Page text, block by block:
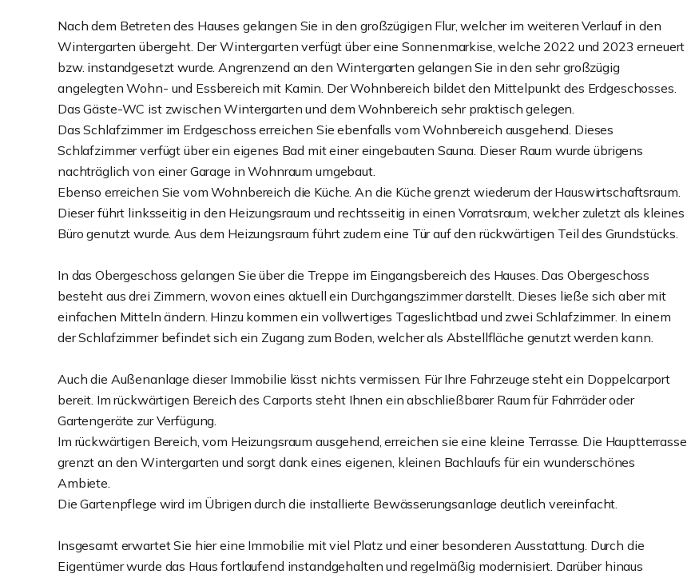
Nach dem Betreten des Hauses gelangen Sie in den großzügigen Flur, welcher im weiteren Verlauf in den
Wintergarten übergeht. Der Wintergarten verfügt über eine Sonnenmarkise, welche 2022 und 2023 erneuert
bzw. instandgesetzt wurde. Angrenzend an den Wintergarten gelangen Sie in den sehr großzügig
angelegten Wohn- und Essbereich mit Kamin. Der Wohnbereich bildet den Mittelpunkt des Erdgeschosses.
Das Gäste-WC ist zwischen Wintergarten und dem Wohnbereich sehr praktisch gelegen.
Das Schlafzimmer im Erdgeschoss erreichen Sie ebenfalls vom Wohnbereich ausgehend. Dieses
Schlafzimmer verfügt über ein eigenes Bad mit einer eingebauten Sauna. Dieser Raum wurde übrigens
nachträglich von einer Garage in Wohnraum umgebaut.
Ebenso erreichen Sie vom Wohnbereich die Küche. An die Küche grenzt wiederum der Hauswirtschaftsraum.
Dieser führt linksseitig in den Heizungsraum und rechtsseitig in einen Vorratsraum, welcher zuletzt als kleines
Büro genutzt wurde. Aus dem Heizungsraum führt zudem eine Tür auf den rückwärtigen Teil des Grundstücks.
In das Obergeschoss gelangen Sie über die Treppe im Eingangsbereich des Hauses. Das Obergeschoss
besteht aus drei Zimmern, wovon eines aktuell ein Durchgangszimmer darstellt. Dieses ließe sich aber mit
einfachen Mitteln ändern. Hinzu kommen ein vollwertiges Tageslichtbad und zwei Schlafzimmer. In einem
der Schlafzimmer befindet sich ein Zugang zum Boden, welcher als Abstellfläche genutzt werden kann.
Auch die Außenanlage dieser Immobilie lässt nichts vermissen. Für Ihre Fahrzeuge steht ein Doppelcarport
bereit. Im rückwärtigen Bereich des Carports steht Ihnen ein abschließbarer Raum für Fahrräder oder
Gartengeräte zur Verfügung.
Im rückwärtigen Bereich, vom Heizungsraum ausgehend, erreichen sie eine kleine Terrasse. Die Hauptterrasse
grenzt an den Wintergarten und sorgt dank eines eigenen, kleinen Bachlaufs für ein wunderschönes
Ambiete.
Die Gartenpflege wird im Übrigen durch die installierte Bewässerungsanlage deutlich vereinfacht.
Insgesamt erwartet Sie hier eine Immobilie mit viel Platz und einer besonderen Ausstattung. Durch die
Eigentümer wurde das Haus fortlaufend instandgehalten und regelmäßig modernisiert. Darüber hinaus